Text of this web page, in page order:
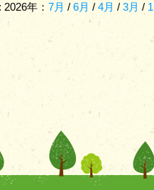
年： 7月 / 6月 / 4月 / 3月 /